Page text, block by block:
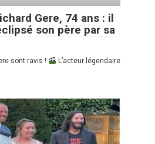
Gere, 74 ans : il
son père par sa
sont ravis !
L’acteur légendaire